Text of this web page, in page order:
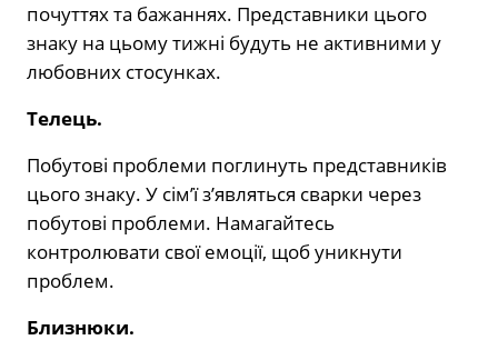
почуттях та бажаннях. Представники цього
знаку на цьому тижні будуть не активними у
любовних стосунках.
Телець.
Побутові проблеми поглинуть представників
цього знаку. У сім’ї з’являться сварки через
побутові проблеми. Намагайтесь
контролювати свої емоції, щоб уникнути
проблем.
Близнюки.